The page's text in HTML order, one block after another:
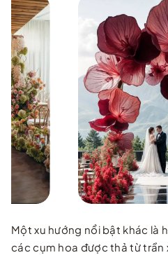
Một xu hướng nổi bật khác là
các cụm hoa được thả từ trần